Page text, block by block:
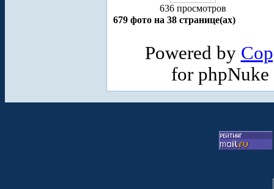
636 просмотров
679 фото на 38 странице(ах)
Powered by
for